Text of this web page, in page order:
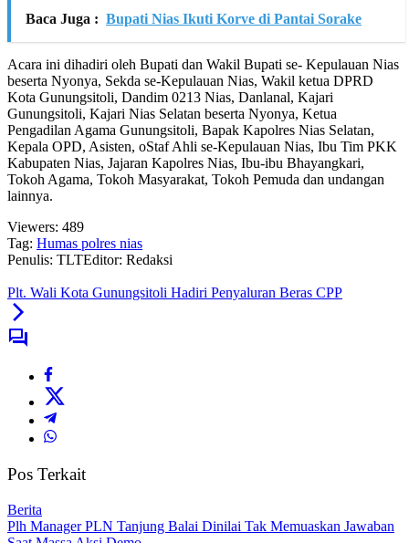
Baca Juga : Bupati Nias Ikuti Korve di Pantai Sorake
Acara ini dihadiri oleh Bupati dan Wakil Bupati se- Kepulauan Nias
beserta Nyonya, Sekda se-Kepulauan Nias, Wakil ketua DPRD
Kota Gunungsitoli, Dandim 0213 Nias, Danlanal, Kajari
Gunungsitoli, Kajari Nias Selatan beserta Nyonya, Ketua
Pengadilan Agama Gunungsitoli, Bapak Kapolres Nias Selatan,
Kepala OPD, Asisten, oStaf Ahli se-Kepulauan Nias, Ibu Tim PKK
Kabupaten Nias, Jajaran Kapolres Nias, Ibu-ibu Bhayangkari,
Tokoh Agama, Tokoh Masyarakat, Tokoh Pemuda dan undangan
lainnya.
Viewers: 489
Tag: Humas polres nias
Penulis: TLTEditor: Redaksi
Plt. Wali Kota Gunungsitoli Hadiri Penyaluran Beras CPP
Pos Terkait
Berita
Plh Manager PLN Tanjung Balai Dinilai Tak Memuaskan Jawaban